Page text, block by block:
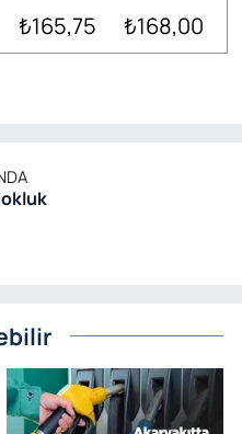
₺165,75 ₺168,00